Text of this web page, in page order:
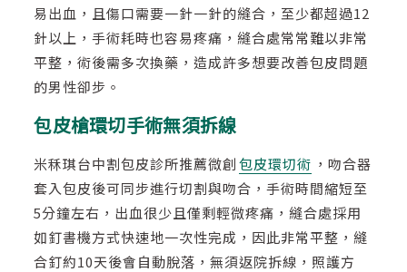
易出血，且傷口需要一針一針的縫合，至少都超過12
針以上，手術耗時也容易疼痛，縫合處常常難以非常
平整，術後需多次換藥，造成許多想要改善包皮問題
的男性卻步。
包皮槍環切手術無須拆線
米秝琪台中割包皮診所推薦微創 包皮環切術 ，吻合器
套入包皮後可同步進行切割與吻合，手術時間縮短至
5分鐘左右，出血很少且僅剩輕微疼痛，縫合處採用
如釘書機方式快速地一次性完成，因此非常平整，縫
合釘約10天後會自動脫落，無須返院拆線，照護方